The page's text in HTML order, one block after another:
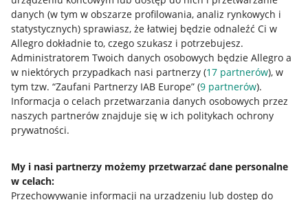
danych (w tym w obszarze profilowania, analiz rynkowych i
statystycznych) sprawiasz, że łatwiej będzie odnaleźć Ci w
Allegro dokładnie to, czego szukasz i potrzebujesz.
Administratorem Twoich danych osobowych będzie Allegro a
w niektórych przypadkach nasi partnerzy (17 partnerów), w
tym tzw. “Zaufani Partnerzy IAB Europe” (9 partnerów).
Informacja o celach przetwarzania danych osobowych przez
naszych partnerów znajduje się w ich politykach ochrony
prywatności.
My i nasi partnerzy możemy przetwarzać dane personalne
w celach:
Przechowywanie informacji na urządzeniu lub dostęp do
Przydatne informacje
Jak to działa
Allegro Gadane dla sprzedających